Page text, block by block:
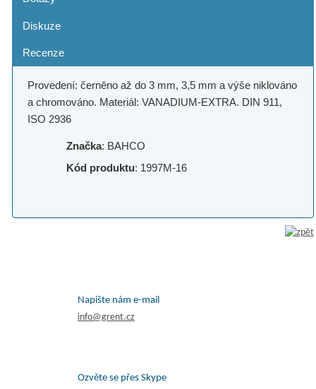
Diskuze
Recenze
Provedení: černěno až do 3 mm, 3,5 mm a výše niklováno
a chromováno. Materiál: VANADIUM-EXTRA. DIN 911,
ISO 2936
Značka: BAHCO
Kód produktu: 1997M-16
Napište nám e-mail
info@grent.cz
Ozvěte se přes Skype